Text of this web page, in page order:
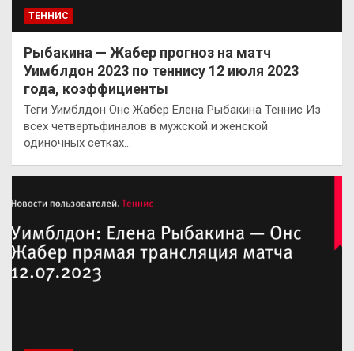
ТЕННИС
Рыбакина — Жабер прогноз на матч
Уимблдон 2023 по теннису 12 июля 2023
года, коэффициенты
Теги Уимблдон Онс Жабер Елена Рыбакина Теннис Из
всех четвертьфиналов в мужской и женской
одиночных сетках…